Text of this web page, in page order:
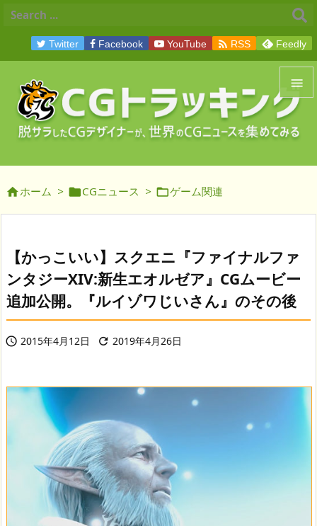


メニュ
前へ

検索
Twitter Facebook YouTube  RSS Feedly
ホーム > CGニュース > ゲーム関連
【かっこいい】スクエニ『ファイナルファ
ンタジーXIV:新生エオルゼア』CGムービー
追加公開。『ルイゾワじいさん』のその後
 2015年4月12日  2019年4月26日